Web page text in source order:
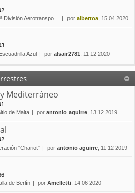
División Aerotranspo… por albertoa , 15 04 2020
Azul por alsair2781 , 11 12 2020
Mediterráneo
de Malta por antonio aguirre , 13 12 2019
"Chariot" por antonio aguirre , 11 12 2019
de Berlín por Amelletti , 14 06 2020